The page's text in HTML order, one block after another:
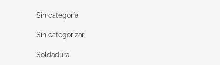
Sin categoría
Sin categorizar
Soldadura